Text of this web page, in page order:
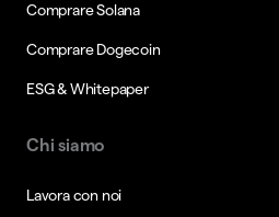
Comprare Solana
Comprare Dogecoin
ESG & Whitepaper
Chi siamo
Lavora con noi